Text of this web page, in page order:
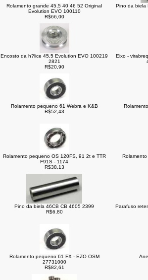
Rolamento grande 45,5 40 46 52 Original
Evolution EVO 100110
R$66,00
Pino da biela
Encosto da h?lice 45,5 Evolution EVO 100219
2821
R$20,90
Eixo -
Rolamento pequeno 61 Webra e K&B
R$52,43
Rolamento pequeno OS 120FS, 91 2t e TTR
F91S - 1174
R$38,13
Pino da biela 46CB CB 4605 2399
R$6,80
Parafuso
Rolamento pequeno 61 FX - EZO OSM
27731000
R$82,61